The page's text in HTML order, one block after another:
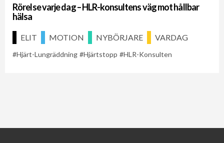
Rörelse varje dag – HLR-konsultens väg mot hållbar
hälsa
ELIT MOTION NYBÖRJARE VARDAG
Hjärt-Lungräddning Hjärtstopp HLR-Konsulten